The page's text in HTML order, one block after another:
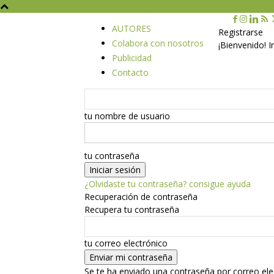
AUTORES
Colabora con nosotros
Publicidad
Contacto
Registrarse
¡Bienvenido!
tu nombre de usuario
tu contraseña
¿Olvidaste tu contraseña? consigue ayuda
Recuperación de contraseña
Recupera tu contraseña
tu correo electrónico
Se te ha enviado una contraseña por correo